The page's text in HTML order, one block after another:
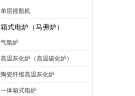
单层摇瓶机
箱式电炉（马弗炉）
气氛炉
高温灰化炉（高温碳化炉）
陶瓷纤维高温灰化炉
一体箱式电炉